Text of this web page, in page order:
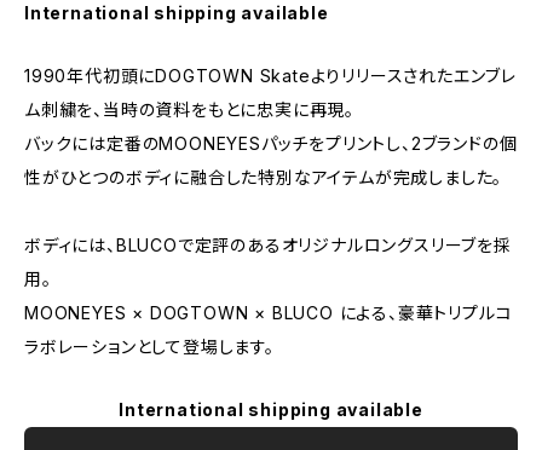
International shipping available
1990年代初頭にDOGTOWN Skateよりリリースされたエンブレ
ム刺繍を、当時の資料をもとに忠実に再現。
バックには定番のMOONEYESパッチをプリントし、2ブランドの個
性がひとつのボディに融合した特別なアイテムが完成しました。
ボディには、BLUCOで定評のあるオリジナルロングスリーブを採
用。
MOONEYES × DOGTOWN × BLUCO による、豪華トリプルコ
ラボレーションとして登場します。
International shipping available